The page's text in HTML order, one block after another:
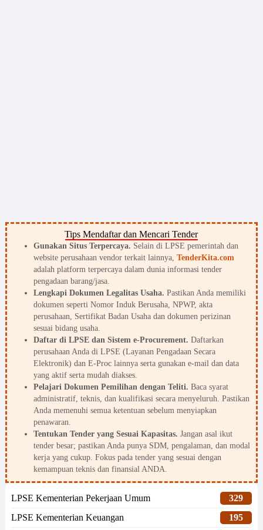
Tips Mendaftar dan Mencari Tender
Gunakan Situs Terpercaya. Selain di LPSE pemerintah dan
website perusahaan vendor terkait lainnya, TenderKita.com
adalah platform terpercaya dalam dunia informasi tender
pengadaan barang/jasa.
Lengkapi Dokumen Legalitas Usaha. Pastikan Anda memiliki
dokumen seperti Nomor Induk Berusaha, NPWP, akta
perusahaan, Sertifikat Badan Usaha dan dokumen perizinan
sesuai bidang usaha.
Daftar di LPSE dan Sistem e-Procurement. Daftarkan
perusahaan Anda di LPSE (Layanan Pengadaan Secara
Elektronik) dan E-Proc lainnya serta gunakan e-mail dan data
yang aktif serta mudah diakses.
Pelajari Dokumen Pemilihan dengan Teliti. Baca syarat
administratif, teknis, dan kualifikasi secara menyeluruh. Pastikan
Anda memenuhi semua ketentuan sebelum menyiapkan
penawaran.
Tentukan Tender yang Sesuai Kapasitas. Jangan asal ikut
tender besar; pastikan Anda punya SDM, pengalaman, dan modal
kerja yang cukup. Fokus pada tender yang sesuai dengan
kemampuan teknis dan finansial ANDA.
LPSE Kementerian Pekerjaan Umum
329
LPSE Kementerian Keuangan
195